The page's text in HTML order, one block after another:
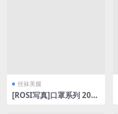
丝袜美腿
[ROSI写真]口罩系列 202